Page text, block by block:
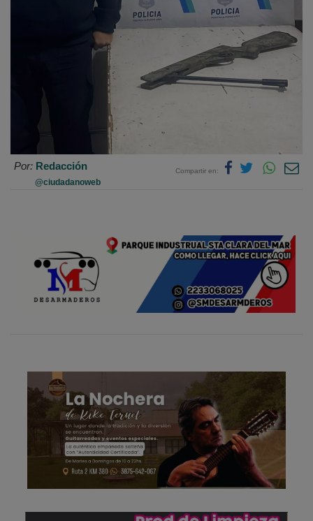
Por: Redacción
@ciudadanoweb
Compartir en: